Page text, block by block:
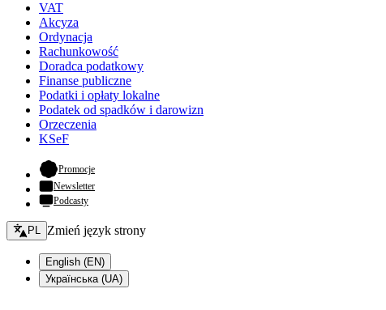
VAT
Akcyza
Ordynacja
Rachunkowość
Doradca podatkowy
Finanse publiczne
Podatki i opłaty lokalne
Podatek od spadków i darowizn
Orzeczenia
KSeF
Promocje- otwiera się w nowej karcie
Newsletter
Podcasty
Zmień język - bieżący:
PL Zmień język strony
English (EN)
Українська (UA)